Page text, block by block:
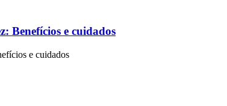
Benefícios e cuidados
e cuidados